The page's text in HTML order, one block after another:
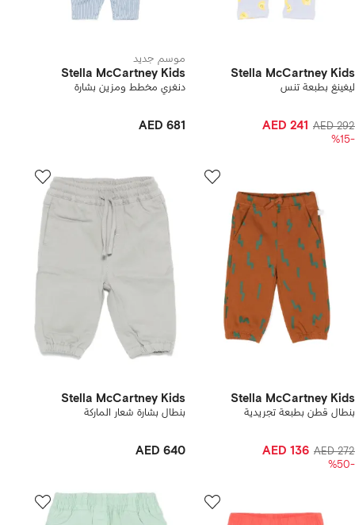
Stella McCartney Kids
ليغينغ بطبعة تنس
AED 292
AED 241
-%15
موسم جديد
Stella McCartney Kids
دنغري مخطط ومزين بشارة
AED 681
Stella McCartney Kids
بنطال قطن بطبعة تجريدية
AED 272
AED 136
-%50
Stella McCartney Kids
بنطال بشارة شعار الماركة
AED 640